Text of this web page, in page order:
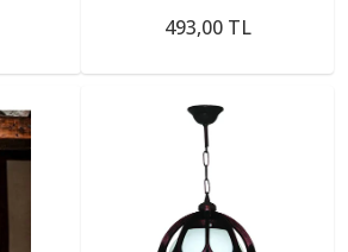
493,00 TL